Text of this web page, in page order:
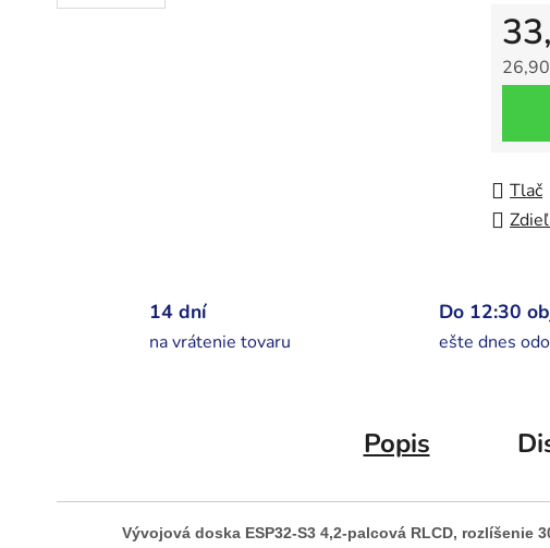
Tlač
14 dní
na vrátenie tovaru
Do 12:30
ešte dnes
Popis
Vývojová doska ESP32-S3 4,2-palcová RLCD, rozlíšenie